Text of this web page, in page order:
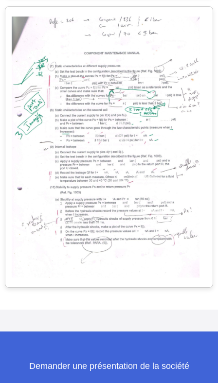
Demander une présentation de la société